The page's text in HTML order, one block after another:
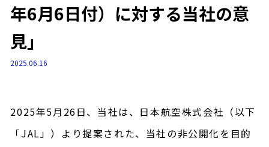
年6月6日付）に対する当社の意
見｣
2025.06.16
2025年5月26日、当社は、日本航空株式会社（以下
「JAL」）より提案された、当社の非公開化を目的